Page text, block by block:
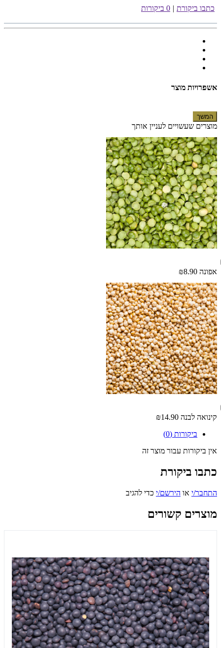
כתבו ביקורת | 0 ביקורות
אשפרויות מוצר
המשך
מוצרים שעשויים לעניין אותך
אפונה ₪8.90
קינואה לבנה ₪14.90
ביקורות (0)
אין ביקורות עבור מוצר זה
כתבו ביקורת
התחבר/י או הירשם/י כדי להגיב
מוצרים קשורים